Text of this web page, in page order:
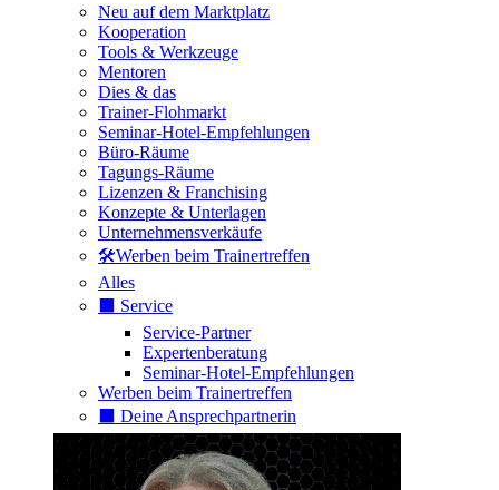
Neu auf dem Marktplatz
Kooperation
Tools & Werkzeuge
Mentoren
Dies & das
Trainer-Flohmarkt
Seminar-Hotel-Empfehlungen
Büro-Räume
Tagungs-Räume
Lizenzen & Franchising
Konzepte & Unterlagen
Unternehmensverkäufe
🛠️Werben beim Trainertreffen
Alles
⬛️ Service
Service-Partner
Expertenberatung
Seminar-Hotel-Empfehlungen
Werben beim Trainertreffen
⬛️ Deine Ansprechpartnerin